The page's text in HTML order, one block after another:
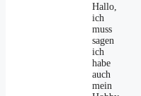
Hallo,
ich
muss
sagen
ich
habe
auch
mein